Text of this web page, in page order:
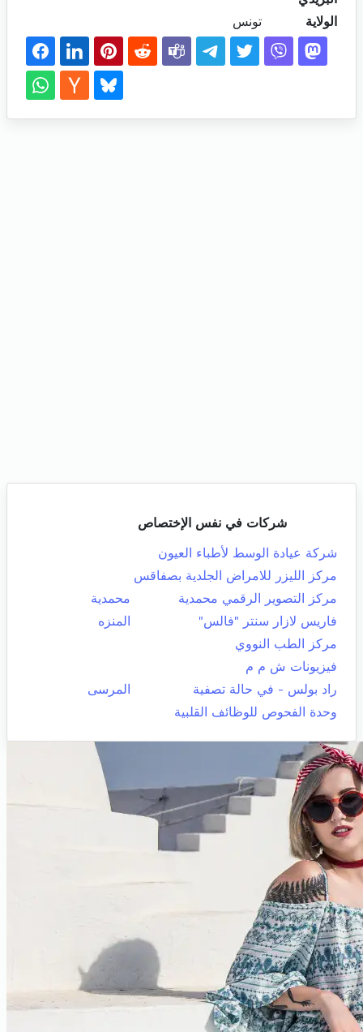
الولاية
تونس
شركات في نفس الإختصاص
شركة عيادة الوسط لأطباء العيون
مركز الليزر للامراض الجلدية بصفاقس
مركز التصوير الرقمي محمدية
محمدية
فاريس لازار سنتر "فالس"
المنزه
مركز الطب النووي
فيزيونات ش م م
راد بولس - في حالة تصفية
المرسى
وحدة الفحوص للوظائف القلبية